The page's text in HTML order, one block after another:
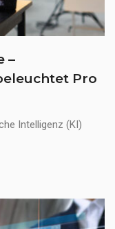
–
Pro
Intelligenz (KI)